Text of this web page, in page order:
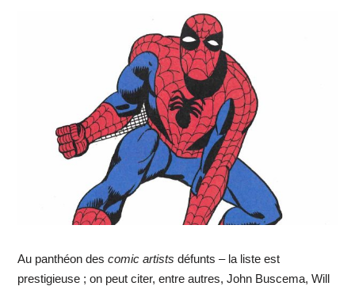
Au panthéon des comic artists défunts – la liste est
prestigieuse ; on peut citer, entre autres, John Buscema, Will